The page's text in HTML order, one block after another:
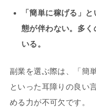
「簡単に稼げる」
態が伴わない。多
いる。
副業を選ぶ際は、「簡
といった耳障りの良い
める力が不可欠です。